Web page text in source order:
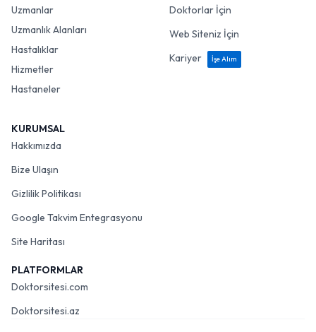
Uzmanlar
Uzmanlık Alanları
Hastalıklar
Hizmetler
Hastaneler
Doktorlar İçin
Web Siteniz İçin
Kariyer
İşe Alım
KURUMSAL
Hakkımızda
Bize Ulaşın
Gizlilik Politikası
Google Takvim Entegrasyonu
Site Haritası
PLATFORMLAR
Doktorsitesi.com
Doktorsitesi.az